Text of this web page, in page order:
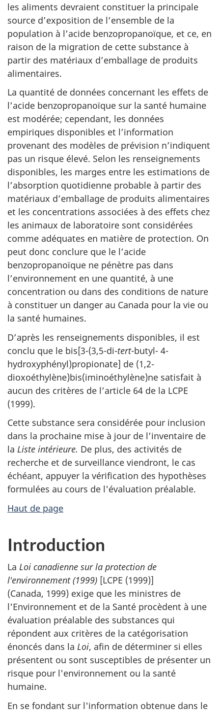
les aliments devraient constituer la principale
source d’exposition de l’ensemble de la
population à l’acide benzopropanoïque, et ce, en
raison de la migration de cette substance à
partir des matériaux d’emballage de produits
alimentaires.
La quantité de données concernant les effets de
l’acide benzopropanoïque sur la santé humaine
est modérée; cependant, les données
empiriques disponibles et l’information
provenant des modèles de prévision n’indiquent
pas un risque élevé. Selon les renseignements
disponibles, les marges entre les estimations de
l’absorption quotidienne probable à partir des
matériaux d’emballage de produits alimentaires
et les concentrations associées à des effets chez
les animaux de laboratoire sont considérées
comme adéquates en matière de protection. On
peut donc conclure que le l’acide
benzopropanoïque ne pénètre pas dans
l’environnement en une quantité, à une
concentration ou dans des conditions de nature
à constituer un danger au Canada pour la vie ou
la santé humaines.
D’après les renseignements disponibles, il est
conclu que le bis[3-(3,5-di-tert-butyl- 4-
hydroxyphényl)propionate] de (1,2-
dioxoéthylène)bis(iminoéthylène)ne satisfait à
aucun des critères de l’article 64 de la LCPE
(1999).
Cette substance sera considérée pour inclusion
dans la prochaine mise à jour de l’inventaire de
la Liste intérieure. De plus, des activités de
recherche et de surveillance viendront, le cas
échéant, appuyer la vérification des hypothèses
formulées au cours de l'évaluation préalable.
Haut de page
Introduction
La Loi canadienne sur la protection de
l'environnement (1999) [LCPE (1999)]
(Canada, 1999) exige que les ministres de
l'Environnement et de la Santé procèdent à une
évaluation préalable des substances qui
répondent aux critères de la catégorisation
énoncés dans la Loi, afin de déterminer si elles
présentent ou sont susceptibles de présenter un
risque pour l'environnement ou la santé
humaine.
En se fondant sur l'information obtenue dans le